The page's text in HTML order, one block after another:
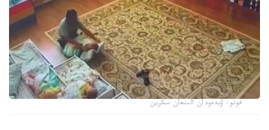
فوتو: ۆيدەودان الىنعان سكرين